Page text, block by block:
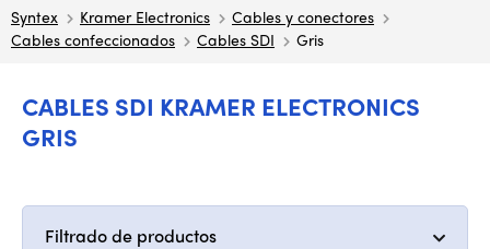
Syntex Kramer Electronics
Cables y conectores
Cables confeccionados
Cables SDI Gris
CABLES SDI KRAMER ELECTRONICS
GRIS
Filtrado de productos